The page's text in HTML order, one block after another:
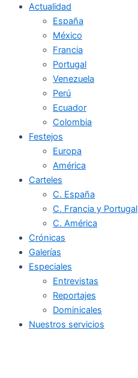
Actualidad
España
México
Francia
Portugal
Venezuela
Perú
Ecuador
Colombia
Festejos
Europa
América
Carteles
C. España
C. Francia y Portugal
C. América
Crónicas
Galerías
Especiales
Entrevistas
Reportajes
Dominicales
Nuestros servicios